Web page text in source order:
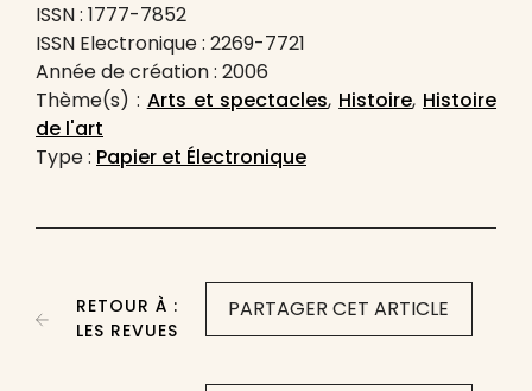
ISSN : 1777-7852
ISSN Electronique : 2269-7721
Année de création : 2006
Thème(s) : Arts et spectacles, Histoire, Histoire
de l'art
Type : Papier et Électronique
PARTAGER CET ARTICLE
RETOUR À :
LES REVUES